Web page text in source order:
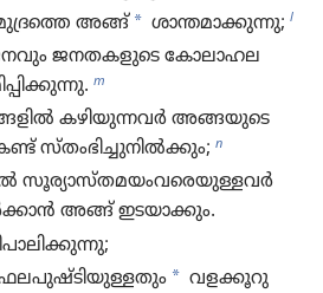
അങ്ങ്‌ * ശാന്തമാ​ക്കു​ന്നു; l
ജനതക​ളു​ടെ കോലാ​ഹ​ല​
m
കഴിയു​ന്നവർ അങ്ങയുടെ
സ്‌തം​ഭി​ച്ചു​നിൽക്കും; n
സൂര്യാ​സ്‌ത​മ​യം​വ​രെ​യു​ള്ളവർ
അങ്ങ്‌ ഇടയാ​ക്കും.
* വളക്കൂ​റു​